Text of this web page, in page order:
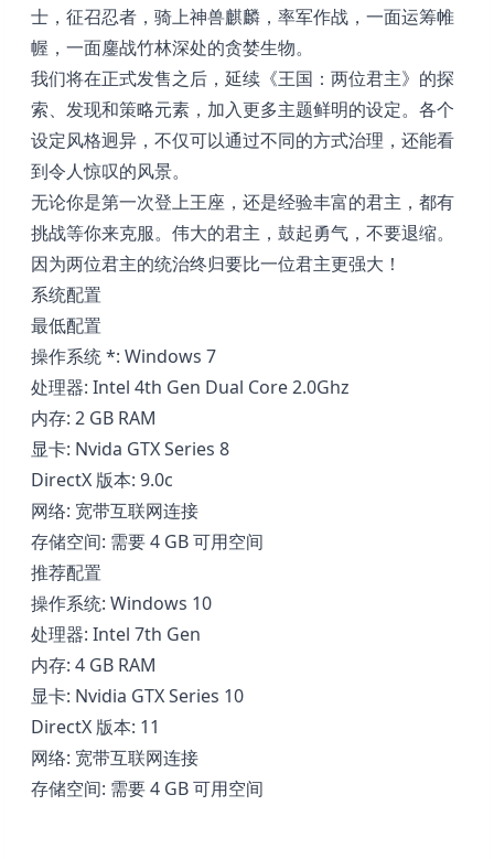
士，征召忍者，骑上神兽麒麟，率军作战，一面运筹帷
幄，一面鏖战竹林深处的贪婪生物。
我们将在正式发售之后，延续《王国：两位君主》的探
索、发现和策略元素，加入更多主题鲜明的设定。各个
设定风格迥异，不仅可以通过不同的方式治理，还能看
到令人惊叹的风景。
无论你是第一次登上王座，还是经验丰富的君主，都有
挑战等你来克服。伟大的君主，鼓起勇气，不要退缩。
因为两位君主的统治终归要比一位君主更强大！
系统配置
最低配置
操作系统 *: Windows 7
处理器: Intel 4th Gen Dual Core 2.0Ghz
内存: 2 GB RAM
显卡: Nvida GTX Series 8
DirectX 版本: 9.0c
网络: 宽带互联网连接
存储空间: 需要 4 GB 可用空间
推荐配置
操作系统: Windows 10
处理器: Intel 7th Gen
内存: 4 GB RAM
显卡: Nvidia GTX Series 10
DirectX 版本: 11
网络: 宽带互联网连接
存储空间: 需要 4 GB 可用空间